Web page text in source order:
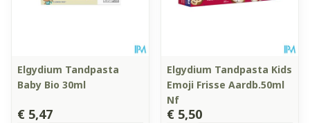
Elgydium Tandpasta
Baby Bio 30ml
€ 5,47
Elgydium Tandpasta Kids
Emoji Frisse Aardb.50ml
Nf
€ 5,50